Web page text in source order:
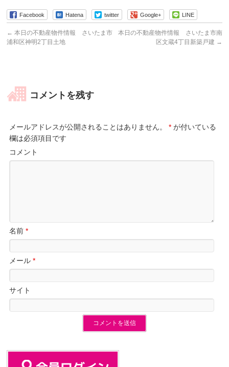
Facebook Hatena twitter Google+ LINE
← 本日の不動産物件情報 さいたま市
浦和区神明2丁目土地
本日の不動産物件情報 さいたま市南
区文蔵4丁目新築戸建 →
コメントを残す
メールアドレスが公開されることはありません。 * が付いている
欄は必須項目です
コメント
名前*
メール*
サイト